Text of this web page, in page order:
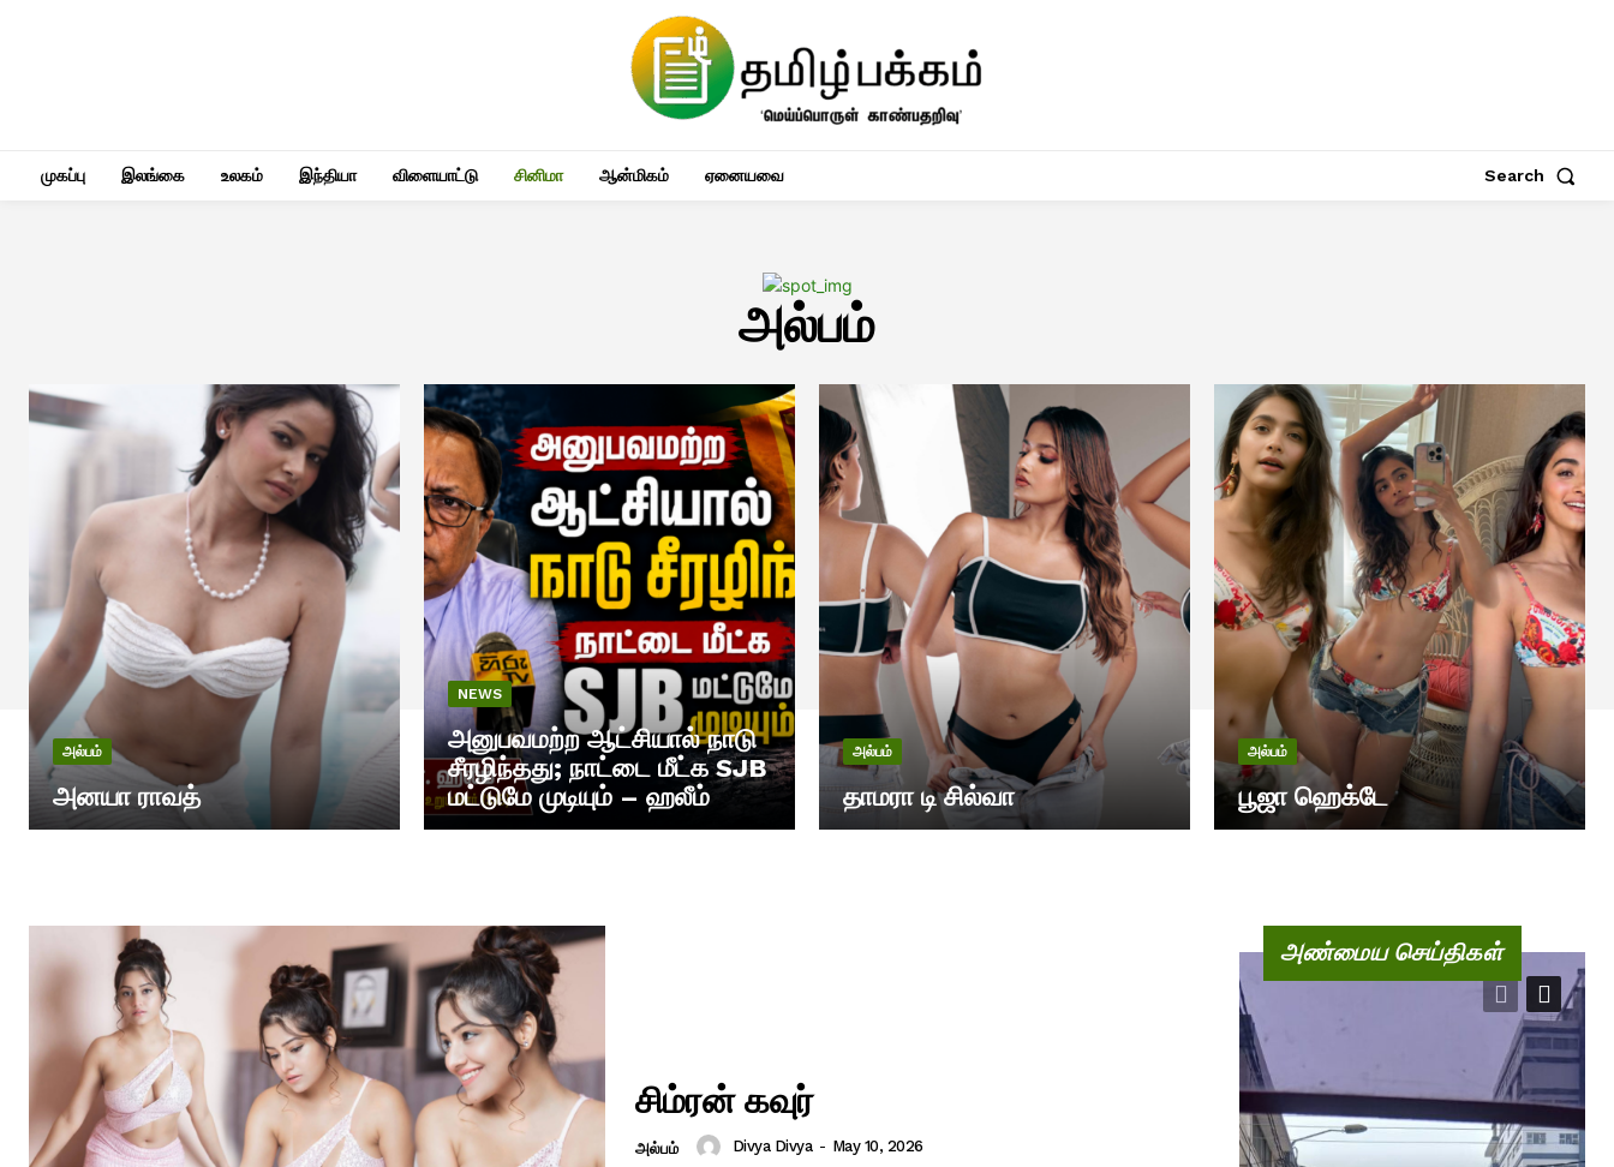
முகப்பு இலங்கை உலகம் இந்தியா விளையாட்டு சினிமா ஆன்மிகம் ஏனையவை Search
அல்பம்
அல்பம்
அனயா ராவத்
NEWS
அனுபவமற்ற ஆட்சியால் நாடு
சீரழிந்தது; நாட்டை மீட்க SJB
மட்டுமே முடியும் – ஹலீம்
அல்பம்
தாமரா டி சில்வா
அல்பம்
பூஜா ஹெக்டே
சிம்ரன் கவுர்
அல்பம் Divya Divya - May 10, 2026
அண்மைய செய்திகள்